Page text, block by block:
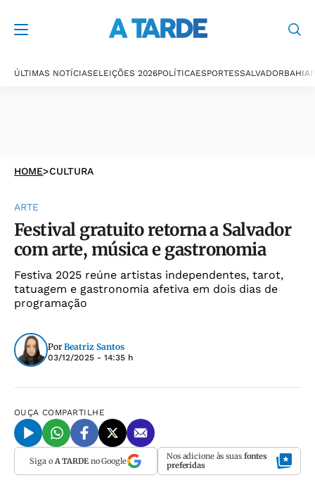
ÚLTIMAS NOTÍCIASELEIÇÕES 2026POLÍTICAESPORTESSALVADORBAHIA
HOME>CULTURA
ARTE
Festival gratuito retorna a Salvador
com arte, música e gastronomia
Festiva 2025 reúne artistas independentes, tarot,
tatuagem e gastronomia afetiva em dois dias de
programação
Por Beatriz Santos
03/12/2025 - 14:35 h
OUÇA COMPARTILHE
Siga o A TARDEno Google Nos adicione às suas fontes
preferidas